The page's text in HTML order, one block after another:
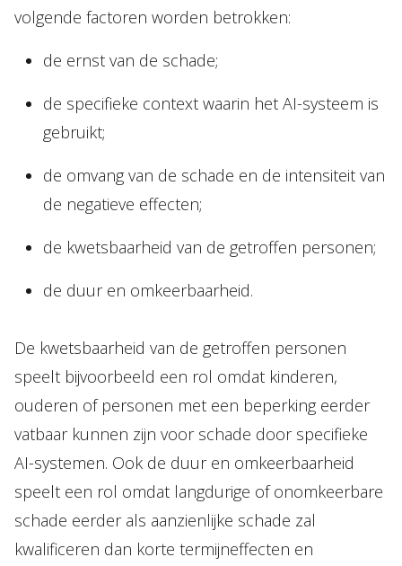
volgende factoren worden betrokken:
de ernst van de schade;
de specifieke context waarin het AI-systeem is
gebruikt;
de omvang van de schade en de intensiteit van
de negatieve effecten;
de kwetsbaarheid van de getroffen personen;
de duur en omkeerbaarheid.
De kwetsbaarheid van de getroffen personen
speelt bijvoorbeeld een rol omdat kinderen,
ouderen of personen met een beperking eerder
vatbaar kunnen zijn voor schade door specifieke
AI-systemen. Ook de duur en omkeerbaarheid
speelt een rol omdat langdurige of onomkeerbare
schade eerder als aanzienlijke schade zal
kwalificeren dan korte termijneffecten en